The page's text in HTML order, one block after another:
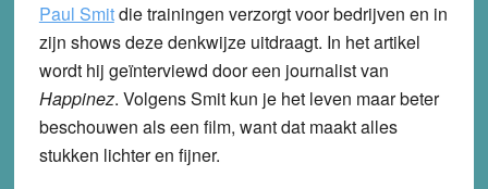
Paul Smitdie trainingen verzorgt voor bedrijven en in
zijn shows deze denkwijze uitdraagt. In het artikel
wordt hij geïnterviewd door een journalist van
Happinez. Volgens Smit kun je het leven maar beter
beschouwen als een film, want dat maakt alles
stukken lichter en fijner.